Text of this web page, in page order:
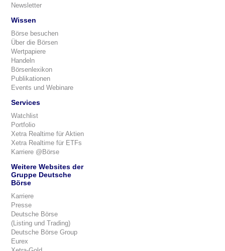
Newsletter
Wissen
Börse besuchen
Über die Börsen
Wertpapiere
Handeln
Börsenlexikon
Publikationen
Events und Webinare
Services
Watchlist
Portfolio
Xetra Realtime für Aktien
Xetra Realtime für ETFs
Karriere @Börse
Weitere Websites der
Gruppe Deutsche
Börse
Karriere
Presse
Deutsche Börse
(Listing und Trading)
Deutsche Börse Group
Eurex